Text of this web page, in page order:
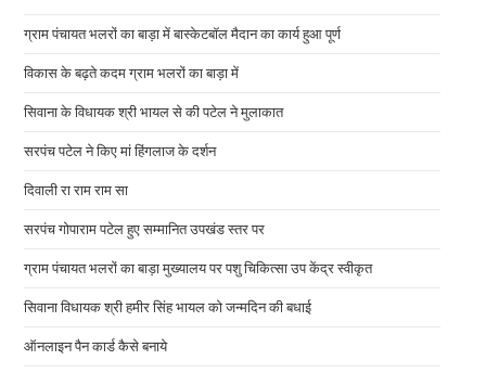
ग्राम पंचायत भलरों का बाड़ा में बास्केटबॉल मैदान का कार्य हुआ पूर्ण
विकास के बढ़ते कदम ग्राम भलरों का बाड़ा में
सिवाना के विधायक श्री भायल से की पटेल ने मुलाकात
सरपंच पटेल ने किए मां हिंगलाज के दर्शन
दिवाली रा राम राम सा
सरपंच गोपाराम पटेल हुए सम्मानित उपखंड स्तर पर
ग्राम पंचायत भलरों का बाड़ा मुख्यालय पर पशु चिकित्सा उप केंद्र स्वीकृत
सिवाना विधायक श्री हमीर सिंह भायल को जन्मदिन की बधाई
ऑनलाइन पैन कार्ड कैसे बनाये